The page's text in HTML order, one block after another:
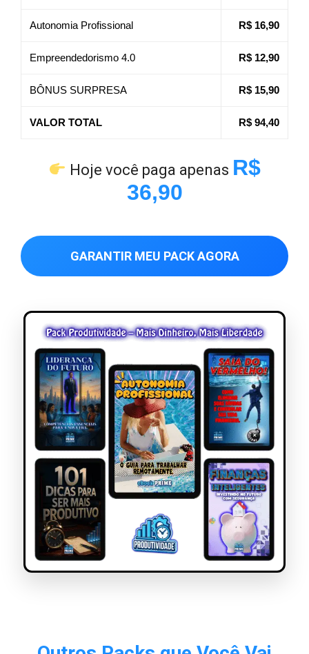
Autonomia Profissional R$ 16,90
Empreendedorismo 4.0 R$ 12,90
BÔNUS SURPRESA R$ 15,90
VALOR TOTAL R$ 94,40
Hoje você paga apenas R$
36,90
GARANTIR MEU PACK AGORA